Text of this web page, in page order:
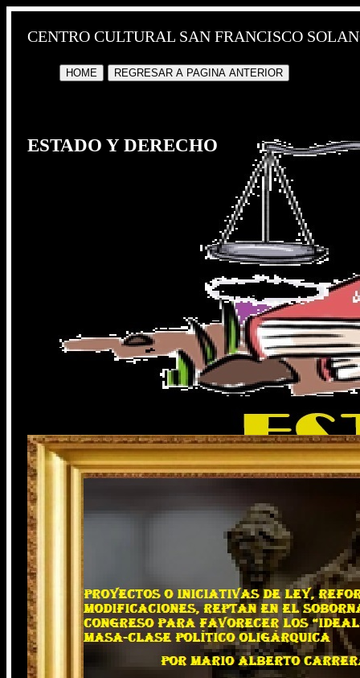
CENTRO CULTURAL SAN FRANCISCO
HOME REGRESAR A PAGINA ANTERIOR
ESTADO Y DERECHO